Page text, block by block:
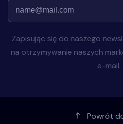
Zapisując się do naszego
na otrzymywanie naszych
e-mail.
Powrót